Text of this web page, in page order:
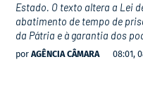
Estado. O texto altera a Lei
abatimento de tempo de
da Pátria e à garantia dos
por AGÊNCIA CÂMARA 08:01,